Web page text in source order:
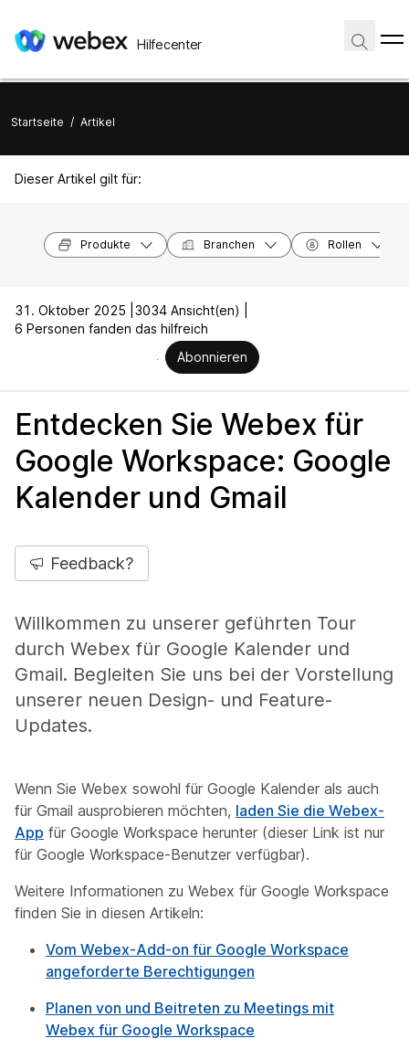
Hilfecenter
Startseite / Artikel
Dieser Artikel gilt für:
Produkte Branchen Rollen
31. Oktober 2025 | 3034 Ansicht(en) |
6 Personen fanden das hilfreich
Abonnieren
Entdecken Sie Webex für
Google Workspace: Google
Kalender und Gmail
Feedback?
Willkommen zu unserer geführten Tour
durch Webex für Google Kalender und
Gmail. Begleiten Sie uns bei der Vorstellung
unserer neuen Design- und Feature-
Updates.
Wenn Sie Webex sowohl für Google Kalender als auch
für Gmail ausprobieren möchten, laden Sie die Webex-
App für Google Workspace herunter (dieser Link ist nur
für Google Workspace-Benutzer verfügbar).
Weitere Informationen zu Webex für Google Workspace
finden Sie in diesen Artikeln:
Vom Webex-Add-on für Google Workspace
angeforderte Berechtigungen
Planen von und Beitreten zu Meetings mit
Webex für Google Workspace